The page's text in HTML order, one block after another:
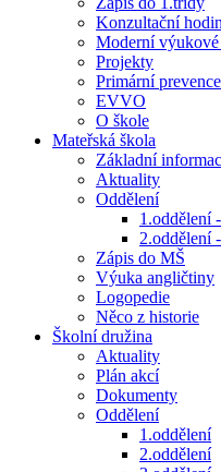
Konzultační
Moderní
Projekty
Primární
EVVO
O škole
Mateřská škola
Základní
Aktuality
Oddělení
1.oddělení
2.oddělení
Zápis do MŠ
Výuka angličtiny
Logopedie
Něco z historie
Školní družina
Aktuality
Plán akcí
Dokumenty
Oddělení
1.oddělení
2.oddělení